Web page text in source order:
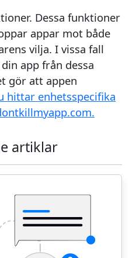
Dessa funktioner
appar mot både
vilja. I vissa fall
app från dessa
gör att appen
hittar enhetsspecifika
artiklar